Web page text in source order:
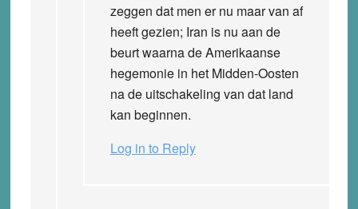
zeggen dat men er nu maar van af
heeft gezien; Iran is nu aan de
beurt waarna de Amerikaanse
hegemonie in het Midden-Oosten
na de uitschakeling van dat land
kan beginnen.
Log in to Reply